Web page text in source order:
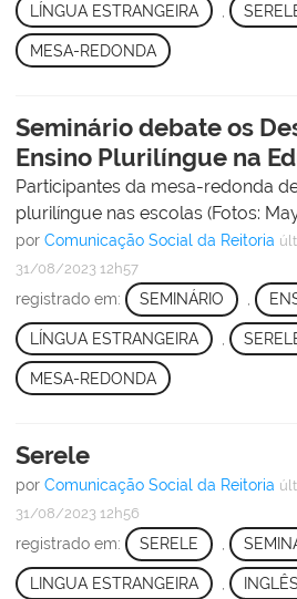
LÍNGUA ESTRANGEIRA
MESA-REDONDA
Seminário debate os
Ensino Plurilíngue na
Participantes da mesa-redonda
plurilíngue nas escolas (Fotos:
por Comunicação Social da Reitoria
31/08/2023 12h57
registrado em: SEMINÁRIO ,
LÍNGUA ESTRANGEIRA
MESA-REDONDA
Serele
por Comunicação Social da Reitoria
31/08/2023 12h56
registrado em: SERELE ,
LINGUA ESTRANGEIRA INGLÊS